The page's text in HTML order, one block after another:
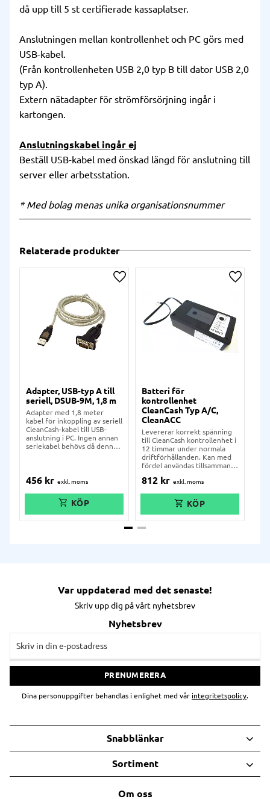
då upp till 5 st certifierade kassaplatser.
Anslutningen mellan kontrollenhet och PC görs med
USB-kabel.
(Från kontrollenheten USB 2,0 typ B till dator USB 2,0
typ A).
Extern nätadapter för strömförsörjning ingår i
kartongen.
Anslutningskabel ingår ej
Beställ USB-kabel med önskad längd för anslutning till
server eller arbetsstation.
* Med bolag menas unika organisationsnummer
Relaterade produkter
Adapter, USB-typ A till
seriell, DSUB-9M, 1,8 m
Adapter med 1,8 meter
kabel för inkoppling av seriell
CleanCash-kabel till USB-
anslutning i PC. Ingen annan
seriekabel behövs då denna
456 kr
Lägg till i önskelista
Batteri för
kontrollenhet
CleanCash Typ A/C,
CleanACC
Levererar korrekt spänning
till CleanCash kontrollenhet i
12 timmar under normala
driftförhållanden. Kan med
fördel användas tillsammans
där ordinarie spänningskälla
812 kr
Lägg till
Var uppdaterad med det senaste!
Skriv upp dig på vårt nyhetsbrev
Nyhetsbrev
PRENUMERERA
Dina personuppgifter behandlas i enlighet med vår integritetspolicy.
Om oss
Snabblänkar
Sortiment